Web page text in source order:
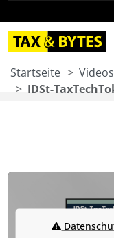
Startseite
Videos
IDSt-